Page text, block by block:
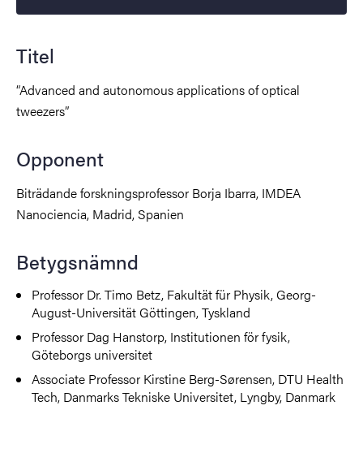
Titel
“Advanced and autonomous applications of optical
tweezers”
Opponent
Biträdande forskningsprofessor Borja Ibarra, IMDEA
Nanociencia, Madrid, Spanien
Betygsnämnd
Professor Dr. Timo Betz, Fakultät für Physik, Georg-
August-Universität Göttingen, Tyskland
Professor Dag Hanstorp, Institutionen för fysik,
Göteborgs universitet
Associate Professor Kirstine Berg-Sørensen, DTU Health
Tech, Danmarks Tekniske Universitet, Lyngby, Danmark